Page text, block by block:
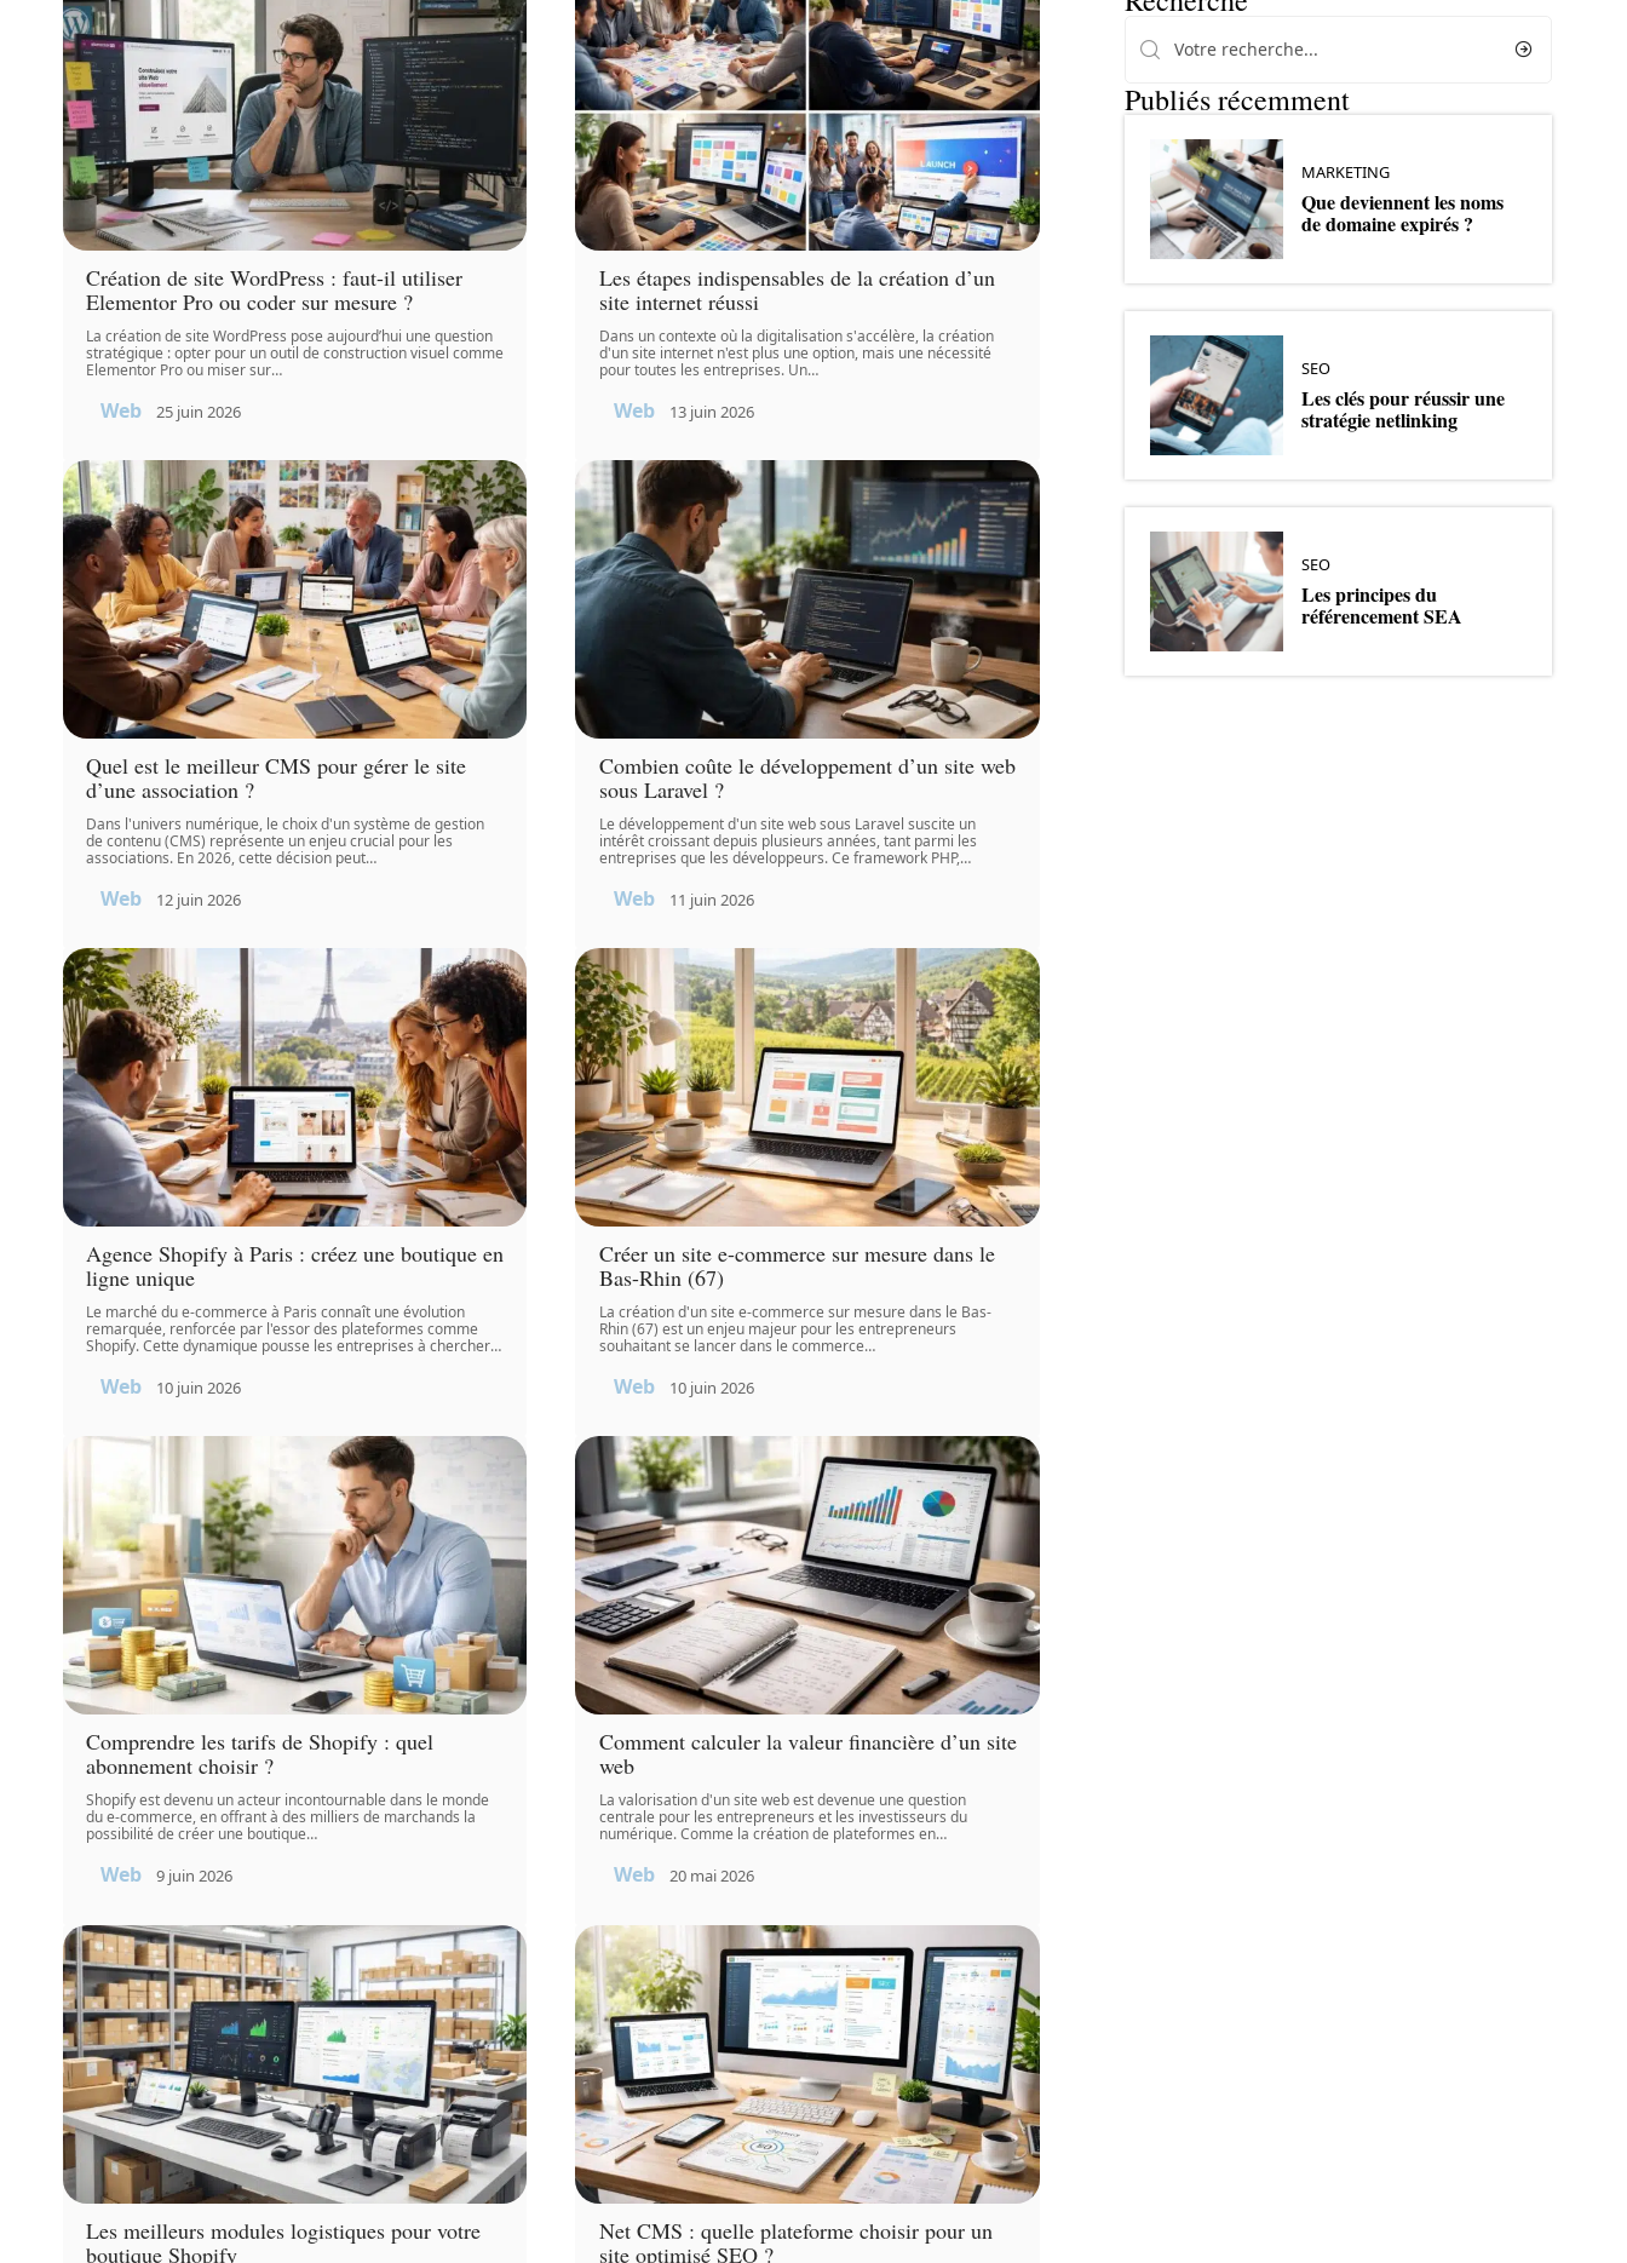
Création de site WordPress : faut-il utiliser
Elementor Pro ou coder sur mesure ?
La création de site WordPress pose aujourd’hui une question
stratégique : opter pour un outil de construction visuel comme
Elementor Pro ou miser sur…
Web 25 juin 2026
Les étapes indispensables de la création d’un
site internet réussi
Dans un contexte où la digitalisation s'accélère, la création
d'un site internet n'est plus une option, mais une nécessité
pour toutes les entreprises. Un…
Web 13 juin 2026
Quel est le meilleur CMS pour gérer le site
d’une association ?
Dans l'univers numérique, le choix d'un système de gestion
de contenu (CMS) représente un enjeu crucial pour les
associations. En 2026, cette décision peut…
Web 12 juin 2026
Combien coûte le développement d’un site web
sous Laravel ?
Le développement d'un site web sous Laravel suscite un
intérêt croissant depuis plusieurs années, tant parmi les
entreprises que les développeurs. Ce framework PHP,…
Web 11 juin 2026
Agence Shopify à Paris : créez une boutique en
ligne unique
Le marché du e-commerce à Paris connaît une évolution
remarquée, renforcée par l'essor des plateformes comme
Shopify. Cette dynamique pousse les entreprises à chercher…
Web 10 juin 2026
Créer un site e-commerce sur mesure dans le
Bas-Rhin (67)
La création d'un site e-commerce sur mesure dans le Bas-
Rhin (67) est un enjeu majeur pour les entrepreneurs
souhaitant se lancer dans le commerce…
Web 10 juin 2026
Comprendre les tarifs de Shopify : quel
abonnement choisir ?
Shopify est devenu un acteur incontournable dans le monde
du e-commerce, en offrant à des milliers de marchands la
possibilité de créer une boutique…
Web 9 juin 2026
Comment calculer la valeur financière d’un site
web
La valorisation d'un site web est devenue une question
centrale pour les entrepreneurs et les investisseurs du
numérique. Comme la création de plateformes en…
Web 20 mai 2026
Les meilleurs modules logistiques pour votre
boutique Shopify
Net CMS : quelle plateforme choisir pour un
site optimisé SEO ?
Publiés récemment
MARKETING
Que deviennent les noms
de domaine expirés ?
SEO
Les clés pour réussir une
stratégie netlinking
SEO
Les principes du
référencement SEA